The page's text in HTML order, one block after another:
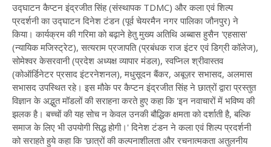
उद्घाटन कैप्टन इंद्रजीत सिंह (संस्थापक TDMC) और कला एवं शिल्प
प्रदर्शनी का उद्घाटन दिनेश टंडन (पूर्व चेयरमैन नगर पालिका जौनपुर) ने
किया। कार्यक्रम की गरिमा को बढ़ाने हेतु मुख्य अतिथि अब्बास हुसैन 'एहसास'
(न्यायिक मजिस्ट्रेट), सत्यराम प्रजापति (प्रबंधक राज इंटर एवं डिग्री कॉलेज),
सोमेश्वर केसरवानी (प्रदेश अध्यक्ष व्यापार मंडल), स्वप्निल श्रीवास्तव
(कोऑर्डिनेटर प्रसाद इंटरनेशनल), मधुसूदन बैंकर, अबूज़र सभासद, अलमास
सभासद उपस्थित रहे। इस मौके पर कैप्टन इंद्रजीत सिंह ने छात्रों द्वारा प्रस्तुत
विज्ञान के अद्भुत मॉडलों की सराहना करते हुए कहा कि 'इन नवाचारों में भविष्य की
झलक है। बच्चों की यह सोच न केवल उनकी बौद्धिक क्षमता को दर्शाती है, बल्कि
समाज के लिए भी उपयोगी सिद्ध होगी।' दिनेश टंडन ने कला एवं शिल्प प्रदर्शनी
को सराहते हुये कहा कि 'छात्रों की कल्पनाशीलता और रचनात्मकता अतुलनीय